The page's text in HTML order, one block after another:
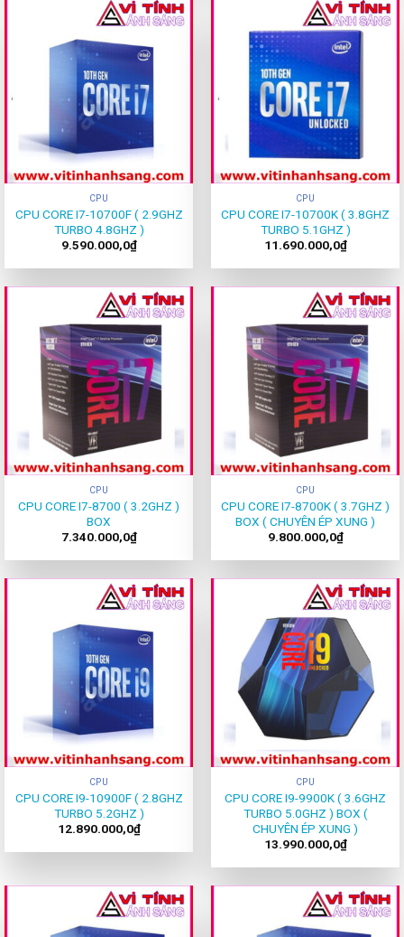
CPU
CPU CORE I7-10700F ( 2.9GHZ
TURBO 4.8GHZ )
9.590.000,0₫
CPU
CPU CORE I7-10700K ( 3.8GHZ
TURBO 5.1GHZ )
11.690.000,0₫
CPU
CPU CORE I7-8700 ( 3.2GHZ )
BOX
7.340.000,0₫
CPU
CPU CORE I7-8700K ( 3.7GHZ )
BOX ( CHUYÊN ÉP XUNG )
9.800.000,0₫
CPU
CPU CORE I9-10900F ( 2.8GHZ
TURBO 5.2GHZ )
12.890.000,0₫
CPU
CPU CORE I9-9900K ( 3.6GHZ
TURBO 5.0GHZ ) BOX (
CHUYÊN ÉP XUNG )
13.990.000,0₫